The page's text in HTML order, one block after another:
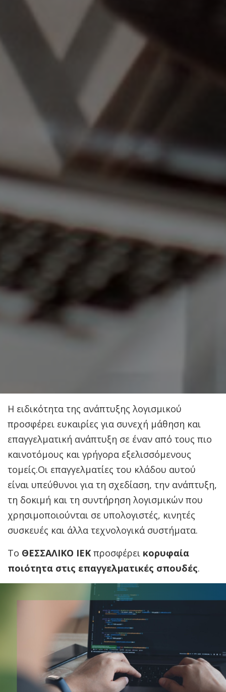
Η ειδικότητα της ανάπτυξης λογισμικού
προσφέρει ευκαιρίες για συνεχή μάθηση και
επαγγελματική ανάπτυξη σε έναν από τους πιο
καινοτόμους και γρήγορα εξελισσόμενους
τομείς.Οι επαγγελματίες του κλάδου αυτού
είναι υπεύθυνοι για τη σχεδίαση, την ανάπτυξη,
τη δοκιμή και τη συντήρηση λογισμικών που
χρησιμοποιούνται σε υπολογιστές, κινητές
συσκευές και άλλα τεχνολογικά συστήματα.
Το ΘΕΣΣΑΛΙΚΟ ΙΕΚ προσφέρει κορυφαία
ποιότητα στις επαγγελματικές σπουδές.